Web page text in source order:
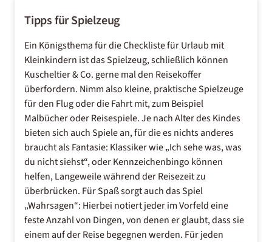
Tipps für Spielzeug
Ein Königsthema für die Checkliste für Urlaub mit
Kleinkindern ist das Spielzeug, schließlich können
Kuscheltier & Co. gerne mal den Reisekoffer
überfordern. Nimm also kleine, praktische Spielzeuge
für den Flug oder die Fahrt mit, zum Beispiel
Malbücher oder Reisespiele. Je nach Alter des Kindes
bieten sich auch Spiele an, für die es nichts anderes
braucht als Fantasie: Klassiker wie „Ich sehe was, was
du nicht siehst“, oder Kennzeichenbingo können
helfen, Langeweile während der Reisezeit zu
überbrücken. Für Spaß sorgt auch das Spiel
„Wahrsagen“: Hierbei notiert jeder im Vorfeld eine
feste Anzahl von Dingen, von denen er glaubt, dass sie
einem auf der Reise begegnen werden. Für jeden